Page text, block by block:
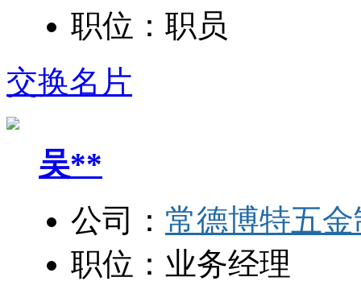
职位： 职员
交换名片
吴**
公司： 常德博特五
职位： 业务经理